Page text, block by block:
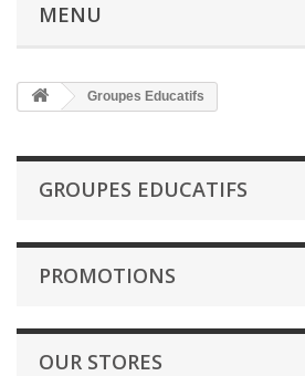
MENU
Groupes Educatifs
GROUPES EDUCATIFS
PROMOTIONS
OUR STORES